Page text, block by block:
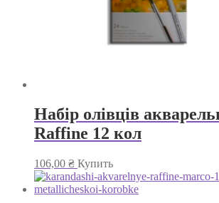
Набір олівців
Raffine 12 кол
106,00 ₴ Купить